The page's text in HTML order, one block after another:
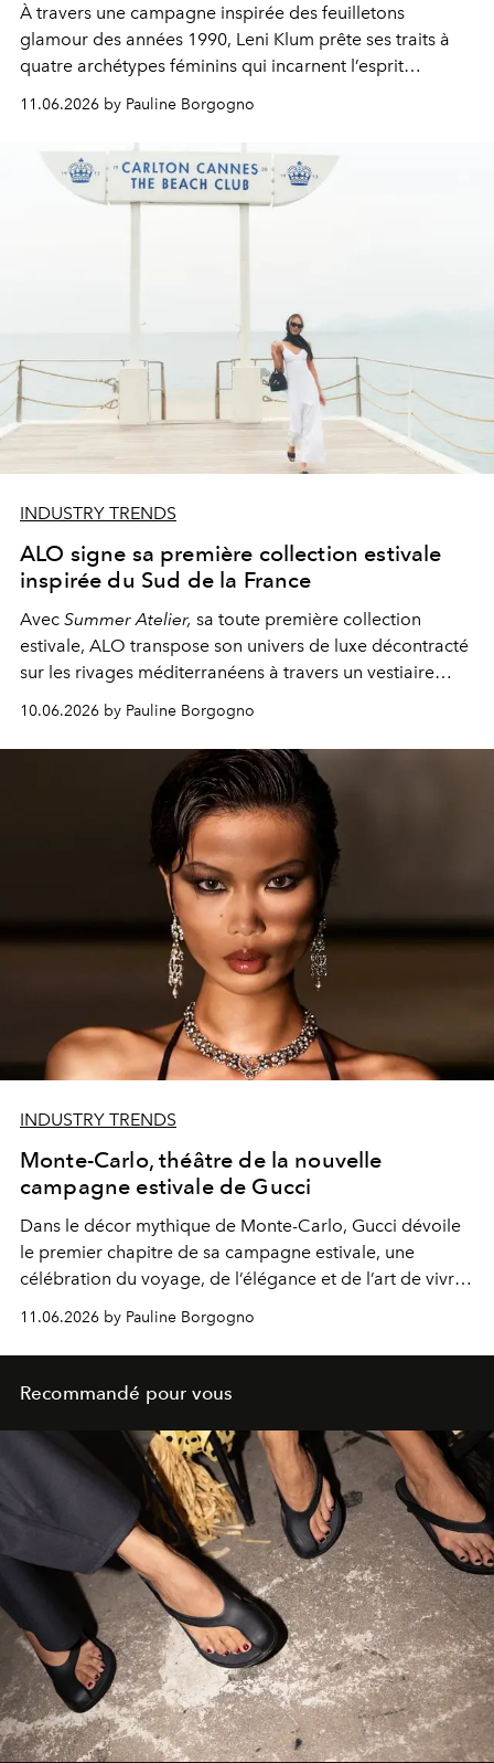
À travers une campagne inspirée des feuilletons
glamour des années 1990, Leni Klum prête ses traits à
quatre archétypes féminins qui incarnent l’esprit
audacieux et pluriel de Forever Guess.
11.06.2026 by Pauline Borgogno
INDUSTRY TRENDS
ALO signe sa première collection estivale
inspirée du Sud de la France
Avec Summer Atelier, sa toute première collection
estivale, ALO transpose son univers de luxe décontracté
sur les rivages méditerranéens à travers un vestiaire
raffiné pensé pour accompagner chaque instant des
10.06.2026 by Pauline Borgogno
INDUSTRY TRENDS
Monte-Carlo, théâtre de la nouvelle
campagne estivale de Gucci
Dans le décor mythique de Monte-Carlo, Gucci dévoile
le premier chapitre de sa campagne estivale, une
célébration du voyage, de l’élégance et de l’art de vivre
méditerranéen.
11.06.2026 by Pauline Borgogno
Recommandé pour vous